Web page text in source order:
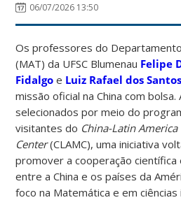
06/07/2026 13:50
Os professores do
(MAT) da UFSC Blumenau Felipe
Fidalgo e Luiz Rafael dos Santos
missão oficial na China com
selecionados por meio do
visitantes do China-Latin
Center(CLAMC), uma iniciativa
promover a cooperação científica
entre a China e os países da
foco na Matemática e em